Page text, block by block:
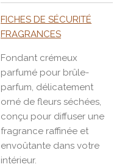
FICHES DE SÉCURITÉ
FRAGRANCES
Fondant crémeux
parfumé pour brûle-
parfum, délicatement
orné de fleurs séchées,
conçu pour diffuser une
fragrance raffinée et
envoûtante dans votre
intérieur.